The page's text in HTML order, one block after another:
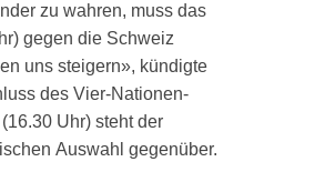
zu wahren, muss das
gegen die Schweiz
uns steigern», kündigte
des Vier-Nationen-
Uhr) steht der
Auswahl gegenüber.